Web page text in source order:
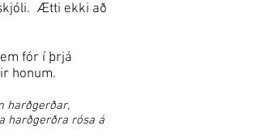
Ætti ekki að
fór í þrjá
honum.
harðgerðar,
harðgerðra rósa á